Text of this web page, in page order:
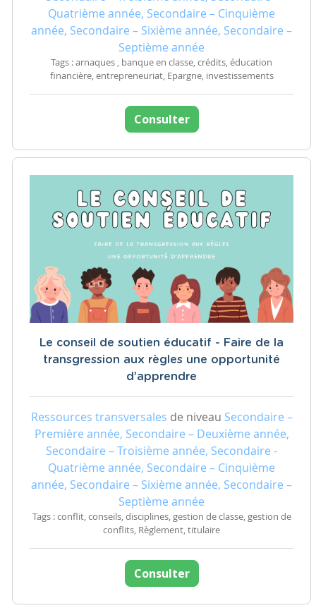
Quatrième année, Secondaire – Cinquième
année, Secondaire – Sixième année, Secondaire –
Septième année
Tags : arnaques , banque en classe, crédits, éducation
financière, entrepreneuriat, Epargne, investissements
Consulter
Le conseil de soutien éducatif - Faire de la
transgression aux règles une opportunité
d’apprendre
Ressources transversales de niveau Secondaire –
Première année, Secondaire – Deuxième année,
Secondaire – Troisième année, Secondaire -
Quatrième année, Secondaire – Cinquième
année, Secondaire – Sixième année, Secondaire –
Septième année
Tags : conflit, conseils, disciplines, gestion de classe, gestion de
conflits, Règlement, titulaire
Consulter